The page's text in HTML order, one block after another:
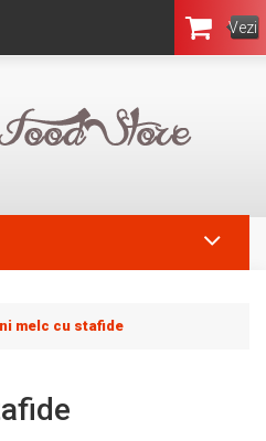
Vezi
Coşul
melc cu stafide